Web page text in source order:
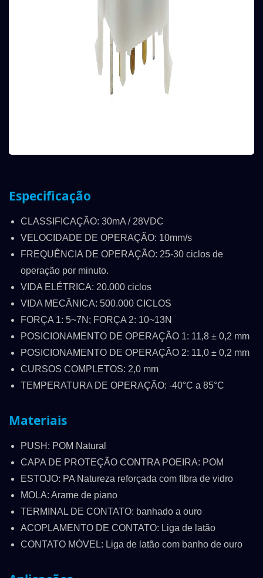
Especificação
CLASSIFICAÇÃO: 30mA / 28VDC
VELOCIDADE DE OPERAÇÃO: 10mm/s
FREQUÊNCIA DE OPERAÇÃO: 25-30 ciclos de
operação por minuto.
VIDA ELÉTRICA: 20.000 ciclos
VIDA MECÂNICA: 500.000 CICLOS
FORÇA 1: 5~7N; FORÇA 2: 10~13N
POSICIONAMENTO DE OPERAÇÃO 1: 11,8 ± 0,2 mm
POSICIONAMENTO DE OPERAÇÃO 2: 11,0 ± 0,2 mm
CURSOS COMPLETOS: 2,0 mm
TEMPERATURA DE OPERAÇÃO: -40°C a 85°C
Materiais
PUSH: POM Natural
CAPA DE PROTEÇÃO CONTRA POEIRA: POM
ESTOJO: PA Natureza reforçada com fibra de vidro
MOLA: Arame de piano
TERMINAL DE CONTATO: banhado a ouro
ACOPLAMENTO DE CONTATO: Liga de latão
CONTATO MÓVEL: Liga de latão com banho de ouro